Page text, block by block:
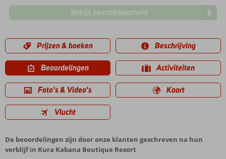
Bekijk beschikbaarheid
Prijzen & boeken Beschrijving
Beoordelingen Activiteiten
Foto's & Video's Kaart
Vlucht
De beoordelingen zijn door onze klanten geschreven na hun
verblijf in Kura Kabana Boutique Resort